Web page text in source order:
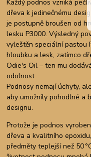
Každý podnos vzniká
dřeva k jedinečnému
je postupně broušen od
lesku P3000. Výsledný
vyleštěn speciální pastou
hloubku a lesk, zatímco
Odie's Oil – ten mu
odolnost.
Podnosy nemají úchyty,
aby umožnily pohodlné a
designu.
Protože je podnos
dřeva a kvalitního
předměty teplejší než 50